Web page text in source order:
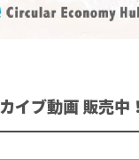
イブ動画 販売中！